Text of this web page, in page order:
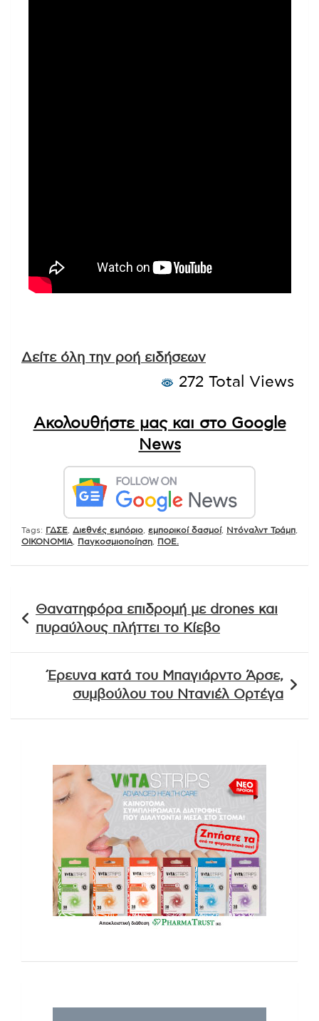
Δείτε όλη την ροή ειδήσεων
272 Total Views
Ακολουθήστε μας και στο Google
News
Tags: ΓΔΣΕ Διεθνές εμπόριο εμπορικοί δασμοί, Ντόναλντ Τράμπ
ΟΙΚΟΝΟΜΙΑ
Παγκοσμιοποίηση ΠΟΕ.
άρθρων
Θανατηφόρα επιδρομή με drones και
πυραύλους πλήττει το Κίεβο
Έρευνα κατά του Μπαγιάρντο Άρσε,
συμβούλου του Ντανιέλ Ορτέγα